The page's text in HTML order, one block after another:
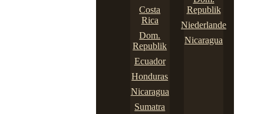
Costa
Rica
Dom.
Republik
Ecuador
Honduras
Nicaragua
Sumatra
Republik
Niederlande
Nicaragua